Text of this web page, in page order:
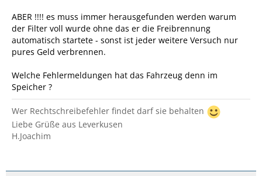
ABER !!!! es muss immer herausgefunden werden warum
der Filter voll wurde ohne das er die Freibrennung
automatisch startete - sonst ist jeder weitere Versuch nur
pures Geld verbrennen.
Welche Fehlermeldungen hat das Fahrzeug denn im
Speicher ?
Wer Rechtschreibefehler findet darf sie behalten
Liebe Grüße aus Leverkusen
H.Joachim